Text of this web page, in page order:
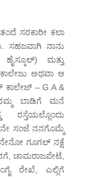
ಸರಕಾರೀ ಕಲಾ
ಸಹಜವಾಗಿ ನಾನು
ಮತ್ತು
ಅಥವಾ ಆ
ಕಾಲೇಜ್ – G.A &
ನಮ್ಮ ಬಾಡಿಗೆ ಮನೆ
ಸಂಜೆ ನನಗೊಮ್ಮೆ
ಗೂಗಲ್ ನಕ್ಷೆ
ಚಾಮರಾಜಪೇಟೆ,
ರೇಖೆ, ಎಲ್ಲಿಗೆ